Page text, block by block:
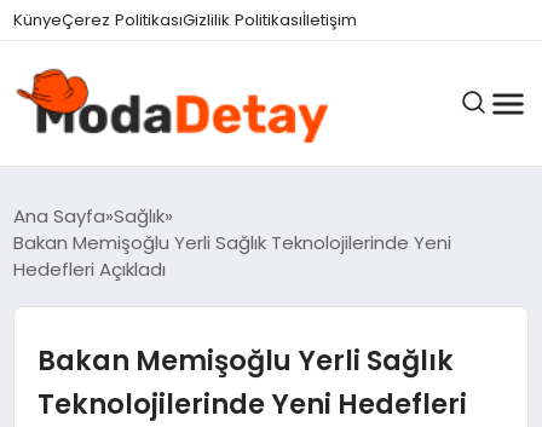
KünyeÇerez PolitikasıGizlilik Politikasıİletişim
GÜNDEM
DÜNYA
EĞITIM
Ana Sayfa Sağlık
Bakan Memişoğlu Yerli Sağlık Teknolojilerinde Yeni
Hedefleri Açıkladı
Bakan Memişoğlu Yerli Sağlık
Teknolojilerinde Yeni Hedefleri